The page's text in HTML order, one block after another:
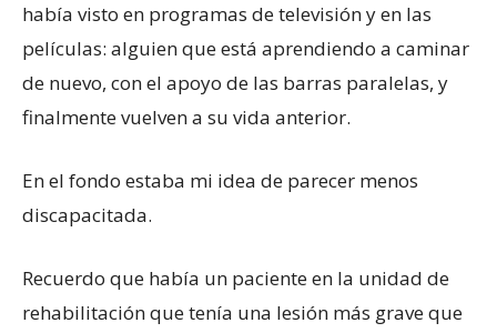
había visto en programas de televisión y en las
películas: alguien que está aprendiendo a caminar
de nuevo, con el apoyo de las barras paralelas, y
finalmente vuelven a su vida anterior.
En el fondo estaba mi idea de parecer menos
discapacitada.
Recuerdo que había un paciente en la unidad de
rehabilitación que tenía una lesión más grave que